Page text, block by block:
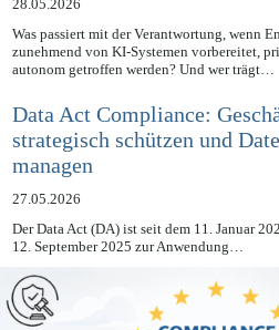
28.05.2026
Was passiert mit der Verantwortung, wenn
zunehmend von KI-Systemen vorbereitet,
Data Act Compliance:
strategisch schützen und
managen
27.05.2026
Der Data Act (DA) ist seit dem 11. Januar
12. September 2025 zur Anwendung…